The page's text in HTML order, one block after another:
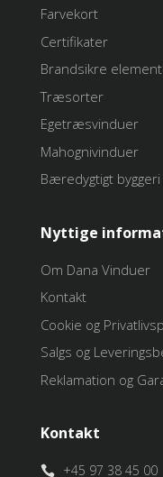
Farvekort
Certifikater
Brandsikre
Træsorter
Egetræsvinduer
Mahognivinduer
Bæredygtigt byggeri
Nyttige
Om Dana Vinduer
Kontakt
Cookie og
Salgs og
Reklamation og
Kontakt
 +45 97 38 45 00